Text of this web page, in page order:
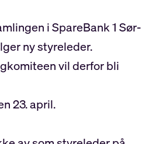
i SpareBank 1 Sør-
ny styreleder.
vil derfor bli
23. april.